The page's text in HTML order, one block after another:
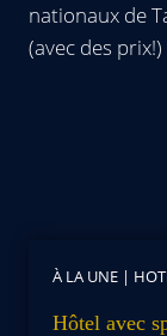
nationaux de
(avec des prix!)
À LA UNE |
Hôtel avec